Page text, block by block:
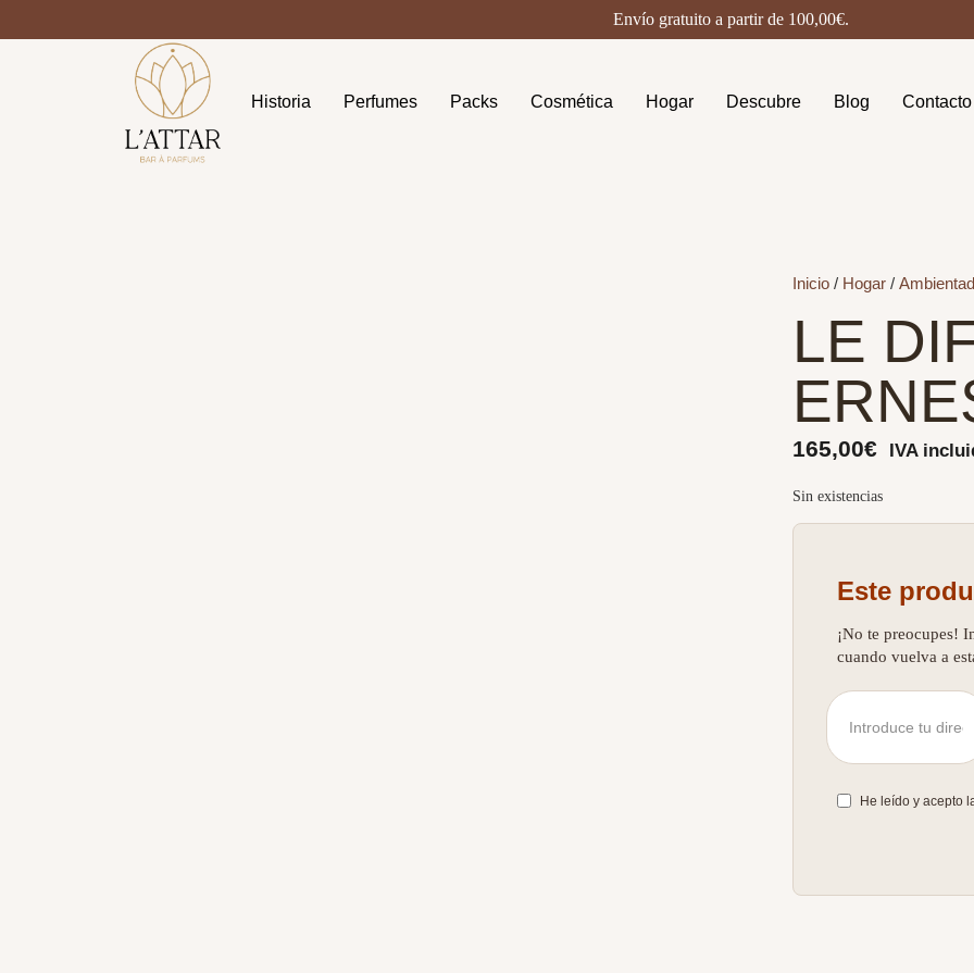
Historia Perfumes Packs Cosmética Hogar Descubre Blog Contacto
Inicio / Hogar /
LE
165,00€ IVA
Sin existencias
Este
¡No te preocupes!
cuando vuelva a
He leído y acepto
Envío gratuito a partir de 100,00€.